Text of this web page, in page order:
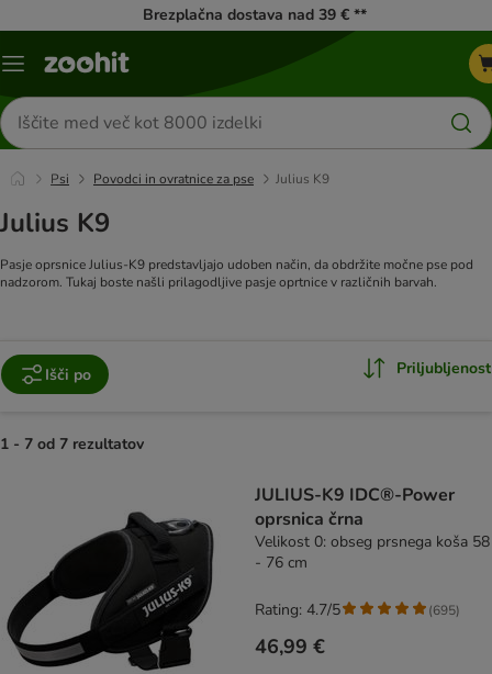
Brezplačna dostava nad 39 € **
Meni
Iskanje
izdelkov
Psi Povodci in ovratnice za pse Julius K9
Julius K9
Pasje oprsnice Julius-K9 predstavljajo udoben način, da obdržite močne pse pod
nadzorom. Tukaj boste našli prilagodljive pasje oprtnice v različnih barvah.
Išči po Priljubljenost
1 - 7 od 7 rezultatov
JULIUS-K9 IDC®-Power
oprsnica črna
Velikost 0: obseg prsnega koša 58
- 76 cm
46,99 €
Rating: 4.7/5 (695)